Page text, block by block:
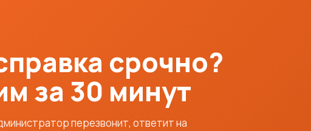
срочно?
за 30 минут
перезвонит, ответит на